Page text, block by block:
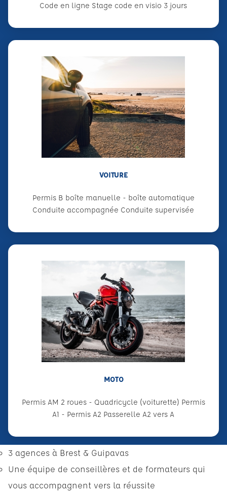
Code en ligne Stage code en visio 3 jours
VOITURE
Permis B boîte manuelle - boîte automatique
Conduite accompagnée Conduite supervisée
MOTO
Permis AM 2 roues - Quadricycle (voiturette) Permis
A1 - Permis A2 Passerelle A2 vers A
3 agences à Brest & Guipavas
Une équipe de conseillères et de formateurs qui
vous accompagnent vers la réussite